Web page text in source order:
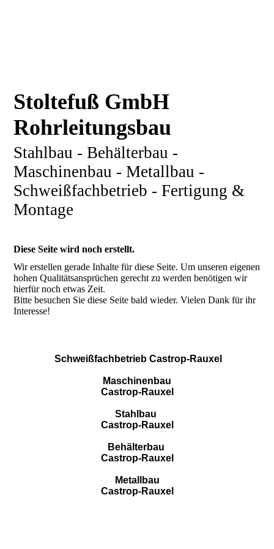
Stoltefuß GmbH
Rohrleitungsbau
Stahlbau - Behälterbau -
Maschinenbau - Metallbau -
Schweißfachbetrieb - Fertigung &
Montage
Diese Seite wird noch erstellt.
Wir erstellen gerade Inhalte für diese Seite. Um unseren eigenen
hohen Qualitätsansprüchen gerecht zu werden benötigen wir
hierfür noch etwas Zeit.
Bitte besuchen Sie diese Seite bald wieder. Vielen Dank für ihr
Interesse!
Schweißfachbetrieb Castrop-Rauxel
Maschinenbau
Castrop-Rauxel
Stahlbau
Castrop-Rauxel
Behälterbau
Castrop-Rauxel
Metallbau
Castrop-Rauxel